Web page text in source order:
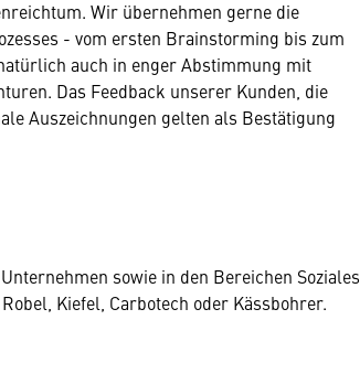
Wir übernehmen gerne die
- vom ersten Brainstorming bis zum
auch in enger Abstimmung mit
Das Feedback unserer Kunden, die
Auszeichnungen gelten als Bestätigung
sowie in den Bereichen Soziales,
Kiefel, Carbotech oder Kässbohrer.